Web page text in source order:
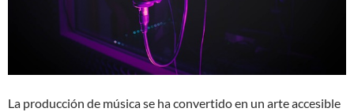
La producción de música se ha convertido en un arte accesible